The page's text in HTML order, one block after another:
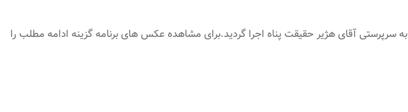
این برنامه در تاریخ ۹۶/۹/۳ به سرپرستی آقای هژیر حقیقت پناه اجرا گردید.برای مشاهده عکس های برنامه گزینه ادامه مطلب را